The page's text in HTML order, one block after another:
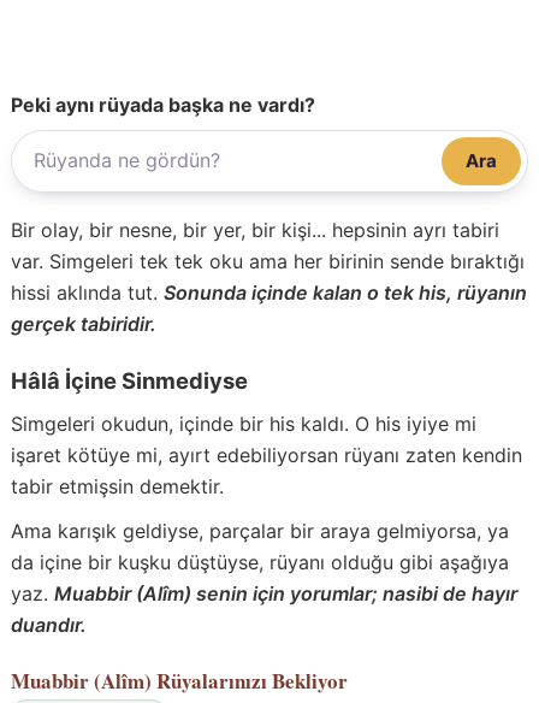
Peki aynı rüyada başka ne vardı?
Ara
Bir olay, bir nesne, bir yer, bir kişi... hepsinin ayrı tabiri
var. Simgeleri tek tek oku ama her birinin sende bıraktığı
hissi aklında tut. Sonunda içinde kalan o tek his, rüyanın
gerçek tabiridir.
Hâlâ İçine Sinmediyse
Simgeleri okudun, içinde bir his kaldı. O his iyiye mi
işaret kötüye mi, ayırt edebiliyorsan rüyanı zaten kendin
tabir etmişsin demektir.
Ama karışık geldiyse, parçalar bir araya gelmiyorsa, ya
da içine bir kuşku düştüyse, rüyanı olduğu gibi aşağıya
yaz. Muabbir (Alîm) senin için yorumlar; nasibi de hayır
duandır.
Muabbir (Alîm) Rüyalarınızı Bekliyor